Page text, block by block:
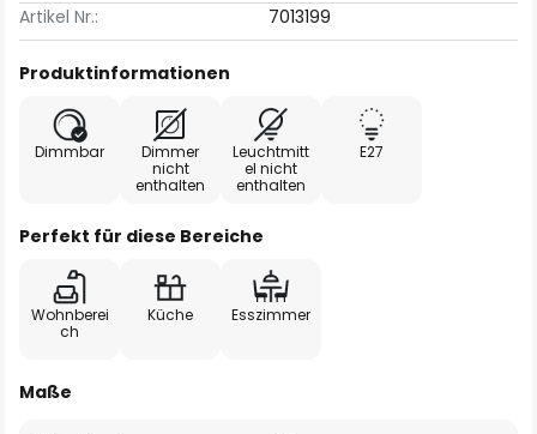
Artikel Nr.:
7013199
Produktinformationen
Dimmbar
Dimmer
nicht
enthalten
Leuchtmitt
el nicht
enthalten
E27
Perfekt für diese Bereiche
Wohnberei
ch
Küche Esszimmer
Maße